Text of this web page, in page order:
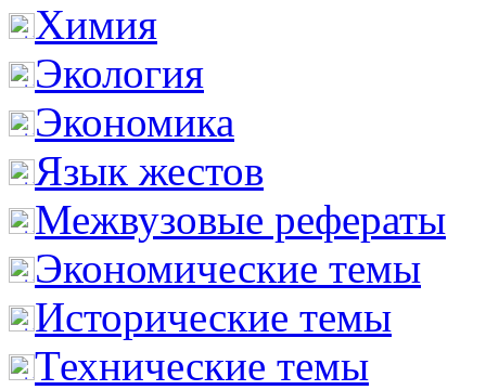
Химия
Экология
Экономика
Язык жестов
Межвузовые рефераты
Экономические темы
Исторические темы
Технические темы